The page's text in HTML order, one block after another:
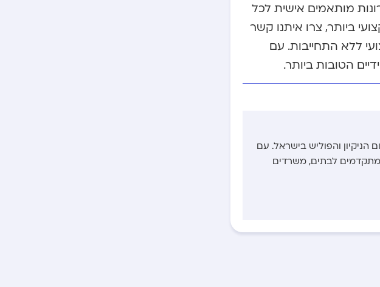
מותאמים אישית לכל
ביותר, צרו איתנו קשר
ללא התחייבות. עם
הטובות ביותר.
והפוליש בישראל. עם
מתקדמים לבתים, משרדים